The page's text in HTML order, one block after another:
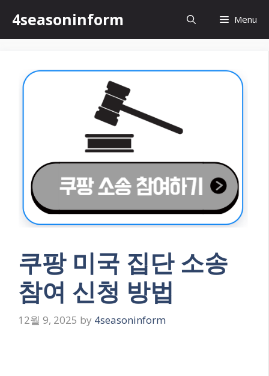
content
4seasoninform Menu
쿠팡 미국 집단 소송
참여 신청 방법
12월 9, 2025 by 4seasoninform